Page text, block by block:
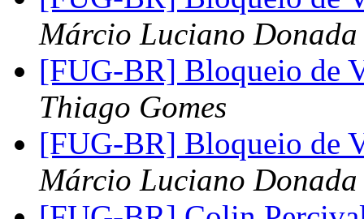
Márcio Luciano Donada
[FUG-BR] Bloqueio de
Thiago Gomes
[FUG-BR] Bloqueio de
Márcio Luciano Donada